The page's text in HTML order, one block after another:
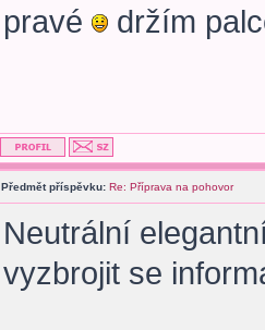
pravé
držím
Předmět příspěvku: Re: Příprava na pohovor
Neutrální
vyzbrojit se